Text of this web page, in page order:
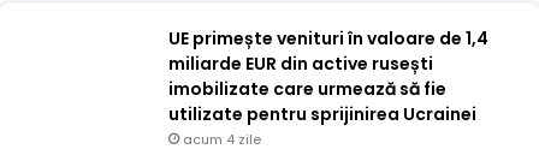
UE primește venituri în valoare de 1,4
miliarde EUR din active rusești
imobilizate care urmează să fie
utilizate pentru sprijinirea Ucrainei
acum 4 zile